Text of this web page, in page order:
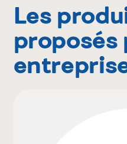
Les
proposés